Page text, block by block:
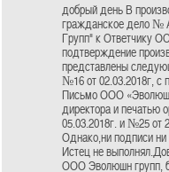
добрый день В
гражданское дело №
Групп" к Ответчику
подтверждение
представлены
№16 от 02.03.2018г,
Письмо ООО
директора и печатью
05.03.2018г. и №25 от
Однако,ни подписи
Истец не
ООО Эволюшн групп,